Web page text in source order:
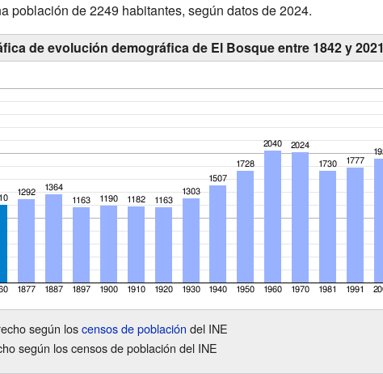
población de 2249 habitantes, según datos de 2024.
de evolución demográfica de El Bosque entre 1842 y 2021
según loscensos de población del INE
según los censos de población del INE